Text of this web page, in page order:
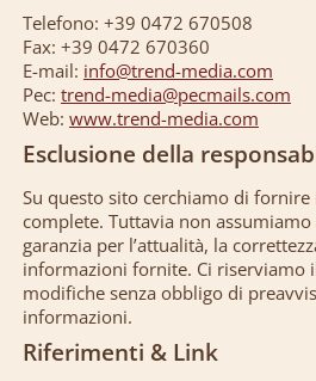
Telefono: +39 0472 670508
Fax: +39 0472 670360
E-mail: info@trend-media.com
Pec: trend-media@pecmails.com
Web: www.trend-media.com
Esclusione della
Su questo sito cerchiamo di
complete. Tuttavia non
garanzia per l’attualità, la
informazioni fornite. Ci riserviamo
modifiche senza obbligo di
informazioni.
Riferimenti & Link